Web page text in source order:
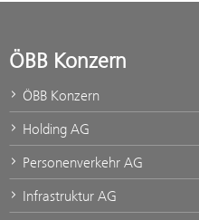
ÖBB Konzern
ÖBB Konzern
Holding AG
Personenverkehr AG
Infrastruktur AG